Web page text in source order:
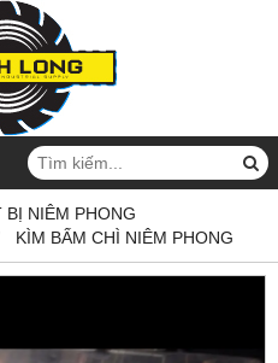
BỊ NIÊM PHONG
KÌM BẤM CHÌ NIÊM PHONG